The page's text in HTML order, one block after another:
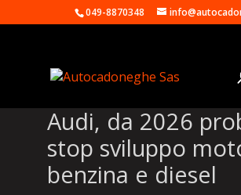
049-8870348
Audi, da 2026
stop sviluppo
benzina e diesel